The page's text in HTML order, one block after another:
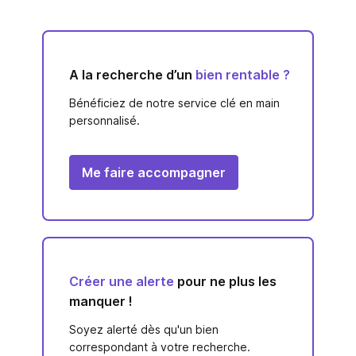
A la recherche d’un bien rentable ?
Bénéficiez de notre service clé en main
personnalisé.
Me faire accompagner
Créer une alerte pour ne plus les
manquer !
Soyez alerté dès qu'un bien
correspondant à votre recherche.